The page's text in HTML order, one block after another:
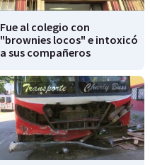
Fue al colegio con
"brownies locos" e intoxicó
a sus compañeros